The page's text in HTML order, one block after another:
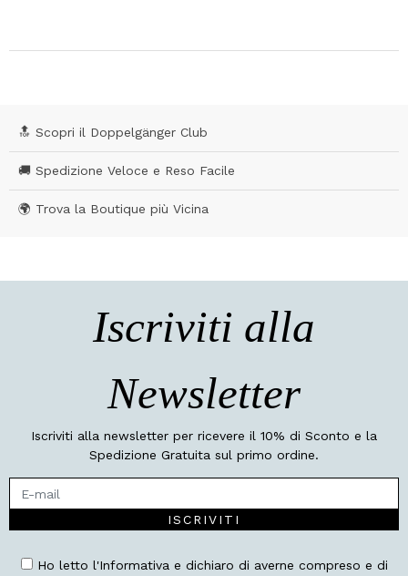
🔝 Scopri il Doppelgänger Club
🚚 Spedizione Veloce e Reso Facile
🌍 Trova la Boutique più Vicina
Iscriviti alla
Newsletter
Iscriviti alla newsletter per ricevere il 10% di Sconto e la
Spedizione Gratuita sul primo ordine.
ISCRIVITI
Ho letto l'Informativa e dichiaro di averne compreso e di